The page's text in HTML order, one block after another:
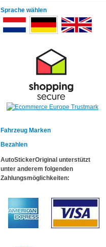
Sprache wählen
Fahrzeug Marken
Bezahlen
AutoStickerOriginal unterstützt
unter anderem folgenden
Zahlungsmöglichkeiten: